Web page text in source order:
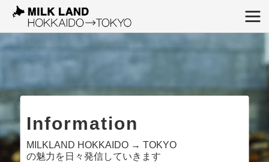
Information
MILKLAND HOKKAIDO → TOKYO
の魅力を日々発信していきます